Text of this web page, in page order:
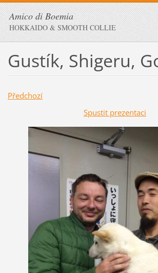
Amico di Boemia
HOKKAIDO & SMOOTH COLLIE
Gustík, Shigeru,
Předchozí
Spustit prezentaci